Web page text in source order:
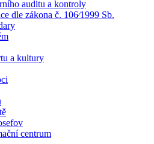
auditu a kontroly
dle zákona č. 106⁄1999 Sb.
a kultury
centrum